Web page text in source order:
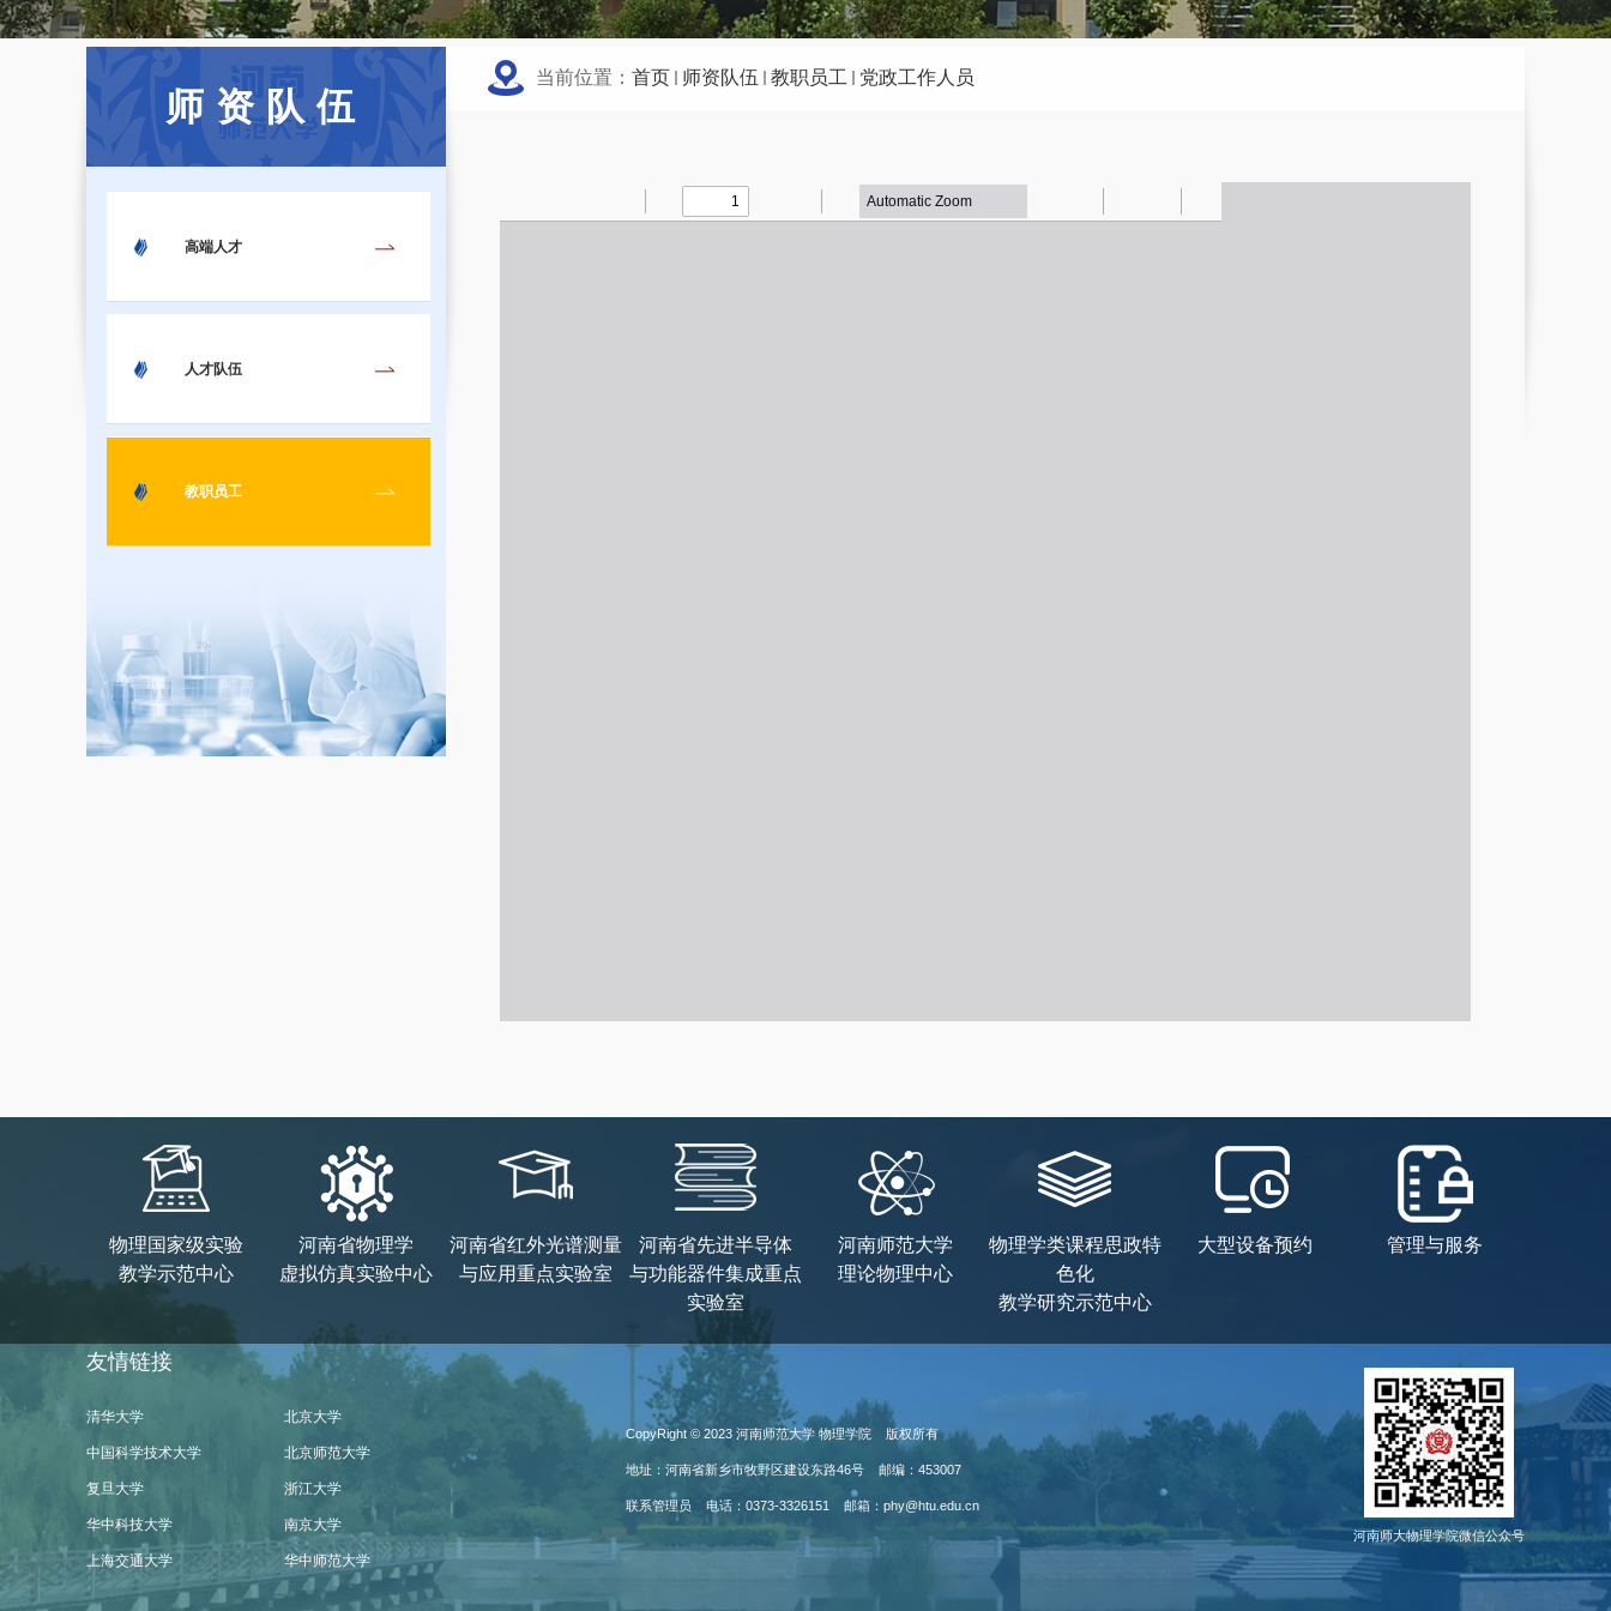
师资队伍
高端人才
人才队伍
教职员工
当前位置： 首页 师资队伍 教职员工 党政工作人员
物理国家级实验
教学示范中心
河南省物理学
虚拟仿真实验中心
河南省红外光谱测量
与应用重点实验室
河南省先进半导体
与功能器件集成重点
实验室
河南师范大学
理论物理中心
物理学类课程思政特
色化
教学研究示范中心
大型设备预约 管理与服务
友情链接
清华大学 北京大学
中国科学技术大学 北京师范大学
复旦大学 浙江大学
华中科技大学 南京大学
上海交通大学 华中师范大学
CopyRight © 2023 河南师范大学 物理学院 版权所有
地址：河南省新乡市牧野区建设东路46号 邮编：453007
联系管理员 电话：0373-3326151 邮箱：phy@htu.edu.cn
河南师大物理学院微信公众号